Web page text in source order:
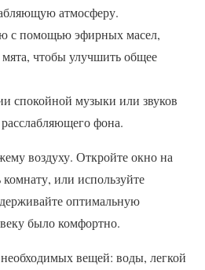
атмосферу.
с помощью эфирных масел,
чтобы улучшить общее
спокойной музыки или звуков
фона.
воздуху. Откройте окно на
или используйте
оптимальную
было комфортно.
вещей: воды, легкой